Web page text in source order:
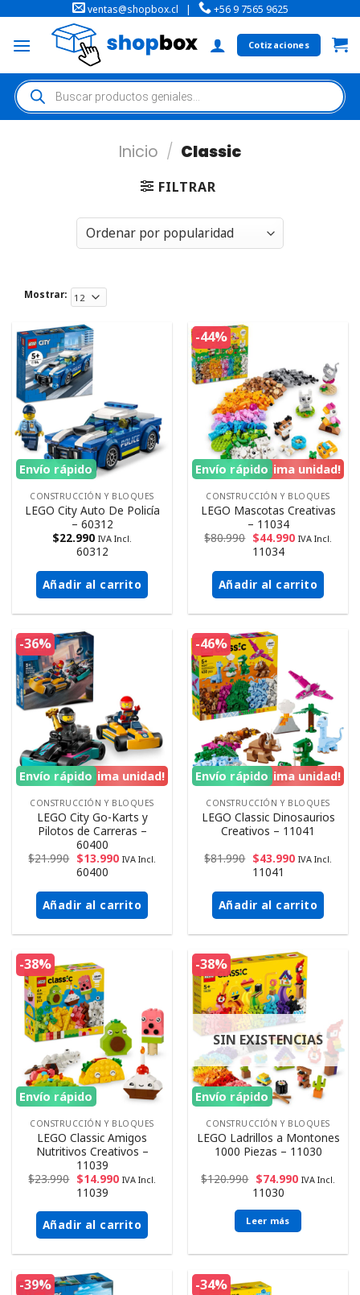
ventas@shopbox.cl | +56 9 7565 9625
Cotizaciones
Inicio / Classic
FILTRAR
Mostrar:
Envío rápido
CONSTRUCCIÓN Y BLOQUES
LEGO City Auto De Policía
– 60312
$22.990 IVA Incl.
60312
Añadir al carrito
-44%
¡Ultima unidad!
Envío rápido
CONSTRUCCIÓN Y BLOQUES
LEGO Mascotas Creativas
– 11034
$80.990 $44.990 IVA Incl.
11034
Añadir al carrito
-36%
¡Ultima unidad!
Envío rápido
CONSTRUCCIÓN Y BLOQUES
LEGO City Go-Karts y
Pilotos de Carreras –
60400
$21.990 $13.990 IVA Incl.
60400
Añadir al carrito
-46%
¡Ultima unidad!
Envío rápido
CONSTRUCCIÓN Y BLOQUES
LEGO Classic Dinosaurios
Creativos – 11041
$81.990 $43.990 IVA Incl.
11041
Añadir al carrito
-38%
Envío rápido
CONSTRUCCIÓN Y BLOQUES
LEGO Classic Amigos
Nutritivos Creativos –
11039
$23.990 $14.990 IVA Incl.
11039
Añadir al carrito
-38%
Envío rápido
SIN EXISTENCIAS
CONSTRUCCIÓN Y BLOQUES
LEGO Ladrillos a Montones
1000 Piezas – 11030
$120.990 $74.990 IVA Incl.
11030
Leer más
-39% -34%